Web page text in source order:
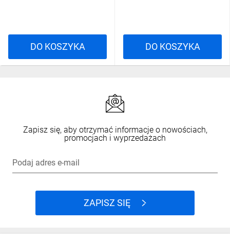
DO KOSZYKA DO KOSZYKA
Zapisz się, aby otrzymać informacje o nowościach,
promocjach i wyprzedażach
Podaj adres e-mail
ZAPISZ SIĘ